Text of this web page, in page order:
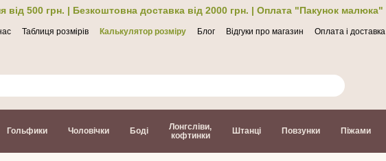
від 500 грн. | Безкоштовна доставка від 2000 грн. | Оплата "Пакунок малюка"
Таблиця розмірів Калькулятор розміру Блог Відгуки про магазин Оплата і доставка
Гольфики Чоловічки Боді
Лонгсліви,
кофтинки
Штанці Повзунки Піжами